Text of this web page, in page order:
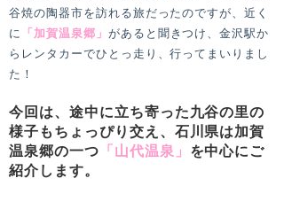
谷焼の陶器市を訪れる旅だったのですが、近く
に 「加賀温泉郷」 があると聞きつけ、金沢駅か
らレンタカーでひとっ走り、行ってまいりまし
た！
今回は、途中に立ち寄った九谷の里の
様子もちょっぴり交え、石川県は加賀
温泉郷の一つ 「山代温泉」 を中心にご
紹介します。